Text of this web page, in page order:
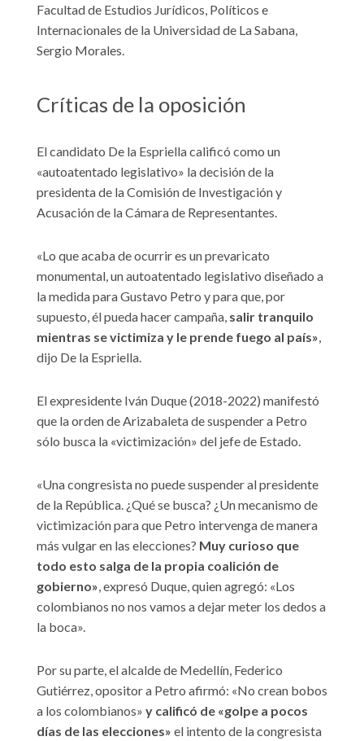
Facultad de Estudios Jurídicos, Políticos e
Internacionales de la Universidad de La Sabana,
Sergio Morales.
Críticas de la oposición
El candidato De la Espriella calificó como un
«autoatentado legislativo» la decisión de la
presidenta de la Comisión de Investigación y
Acusación de la Cámara de Representantes.
«Lo que acaba de ocurrir es un prevaricato
monumental, un autoatentado legislativo diseñado a
la medida para Gustavo Petro y para que, por
supuesto, él pueda hacer campaña, salir tranquilo
mientras se victimiza y le prende fuego al país»,
dijo De la Espriella.
El expresidente Iván Duque (2018-2022) manifestó
que la orden de Arizabaleta de suspender a Petro
sólo busca la «victimización» del jefe de Estado.
«Una congresista no puede suspender al presidente
de la República. ¿Qué se busca? ¿Un mecanismo de
victimización para que Petro intervenga de manera
más vulgar en las elecciones? Muy curioso que
todo esto salga de la propia coalición de
gobierno», expresó Duque, quien agregó: «Los
colombianos no nos vamos a dejar meter los dedos a
la boca».
Por su parte, el alcalde de Medellín, Federico
Gutiérrez, opositor a Petro afirmó: «No crean bobos
a los colombianos» y calificó de «golpe a pocos
días de las elecciones» el intento de la congresista